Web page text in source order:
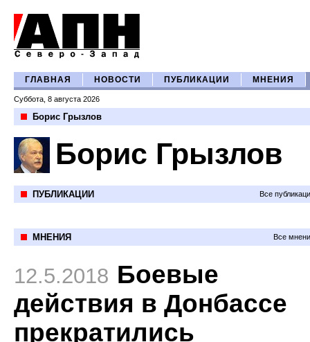
ГЛАВНАЯ НОВОСТИ ПУБЛИКАЦИИ МНЕНИЯ
Суббота, 8 августа 2026
Борис Грызлов
Борис Грызлов
ПУБЛИКАЦИИ Все
МНЕНИЯ Все
12.5.2018 Боевые
действия в Донбассе
прекратились